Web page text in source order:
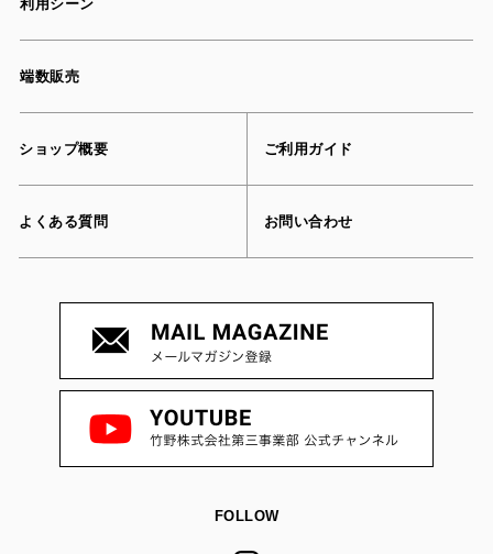
利用シーン
端数販売
ショップ概要 ご利用ガイド
よくある質問 お問い合わせ
FOLLOW